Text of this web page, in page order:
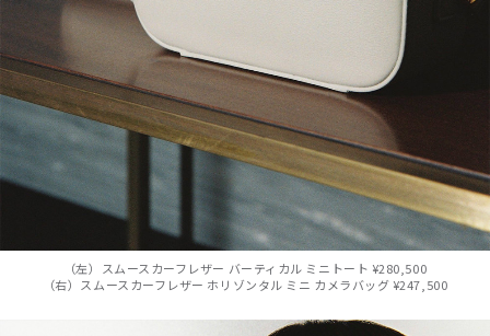
（左）スムースカーフレザー バーティカル ミニトート ¥280,500
（右）スムースカーフレザー ホリゾンタル ミニ カメラバッグ ¥247,500